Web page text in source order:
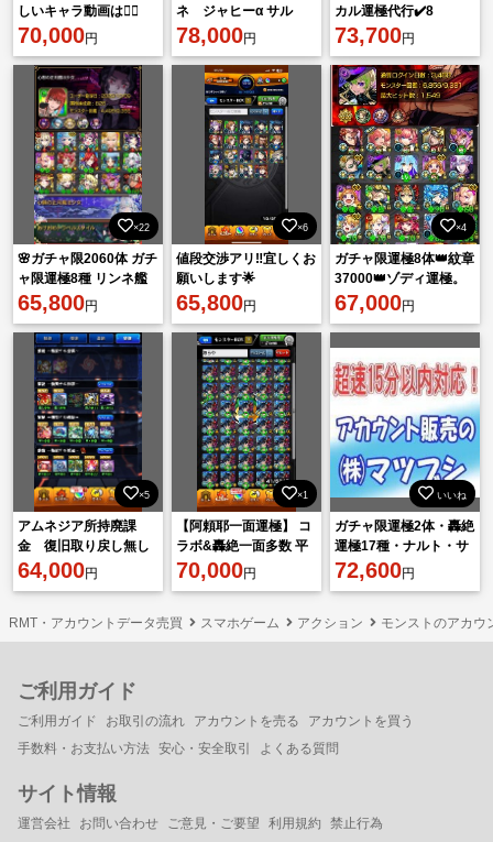
しいキャラ動画は💁‍♀️
X@K2_00y2
70,000円
ネ ジャヒーα サル
ワ テンリン運極アイ
テム大量
78,000円
カル運極代行✔️8
枠/4000円〜
73,700円
×22
🌸ガチャ限2060体 ガチ
ャ限運極8種 リンネ艦
隊 チェル&ゼーレ運極
65,800円
×6
値段交渉アリ‼️宜しくお
願いします︎🌟
65,800円
×4
ガチャ限運極8体👑紋章
37000👑ゾディ運極。
五条悟、七海、虎杖、
ナルト👑
67,000円
×5
アムネジア所持廃課
金 復旧取り戻し無し
64,000円
×1
【阿頼耶一面運極】 コ
ラボ&轟絶一面多数 平
均紋章約29000⤴︎︎︎ 破壊の
星墓初回制覇
70,000円
いいね
ガチャ限運極2体・轟絶
運極17種・ナルト・サ
スケ・サクラ・自来
也・シカマル・カカシ
72,600円
RMT・アカウントデータ売買 スマホゲーム アクション モンストのアカウ
ご利用ガイド
ご利用ガイド お取引の流れ アカウントを売る
アカウントを買う
手数料・お支払い方法 安心・安全取引 よくある質問
サイト情報
運営会社 お問い合わせ ご意見・ご要望 利用規約 禁止行為